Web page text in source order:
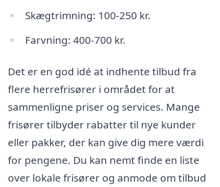
Skægtrimning: 100-250 kr.
Farvning: 400-700 kr.
Det er en god idé at indhente tilbud fra
flere herrefrisører i området for at
sammenligne priser og services. Mange
frisører tilbyder rabatter til nye kunder
eller pakker, der kan give dig mere værdi
for pengene. Du kan nemt finde en liste
over lokale frisører og anmode om tilbud